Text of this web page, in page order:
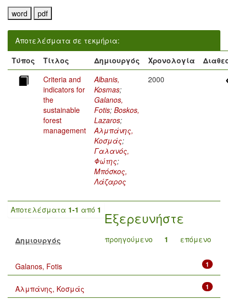
Αποτελέσματα σε τεκμήρια:
Τύπος
Τίτλος Δημιουργός Χρονολογία
Criteria and
indicators for
the
sustainable
forest
management
Albanis,
Kosmas;
Galanos,
Fotis; Boskos,
Lazaros;
Αλμπάνης,
Κοσμάς;
Γαλανός,
Φώτης;
Μπόσκος,
Λάζαρος
2000
Αποτελέσματα 1-1 από 1
προηγούμενο 1 επόμενο
Εξερευνήστε
Δημιουργός
1
Galanos, Fotis
1
Αλμπάνης, Κοσμάς